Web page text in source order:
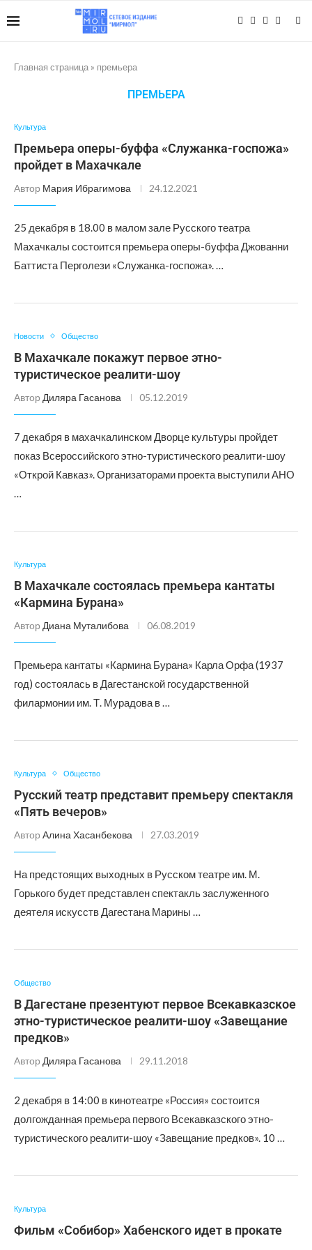
Главная страница » премьера
ПРЕМЬЕРА
Культура
Премьера оперы-буффа «Служанка-госпожа»
пройдет в Махачкале
Автор Мария Ибрагимова 24.12.2021
25 декабря в 18.00 в малом зале Русского театра
Махачкалы состоится премьера оперы-буффа Джованни
Баттиста Перголези «Служанка-госпожа». …
Новости Общество
В Махачкале покажут первое этно-
туристическое реалити-шоу
Автор Диляра Гасанова 05.12.2019
7 декабря в махачкалинском Дворце культуры пройдет
показ Всероссийского этно-туристического реалити-шоу
«Открой Кавказ». Организаторами проекта выступили АНО
…
Культура
В Махачкале состоялась премьера кантаты
«Кармина Бурана»
Автор Диана Муталибова 06.08.2019
Премьера кантаты «Кармина Бурана» Карла Орфа (1937
год) состоялась в Дагестанской государственной
филармонии им. Т. Мурадова в …
Культура Общество
Русский театр представит премьеру спектакля
«Пять вечеров»
Автор Алина Хасанбекова 27.03.2019
На предстоящих выходных в Русском театре им. М.
Горького будет представлен спектакль заслуженного
деятеля искусств Дагестана Марины …
Общество
В Дагестане презентуют первое Всекавказское
этно-туристическое реалити-шоу «Завещание
предков»
Автор Диляра Гасанова 29.11.2018
2 декабря в 14:00 в кинотеатре «Россия» состоится
долгожданная премьера первого Всекавказского этно-
туристического реалити-шоу «Завещание предков». 10 …
Культура
Фильм «Собибор» Хабенского идет в прокате